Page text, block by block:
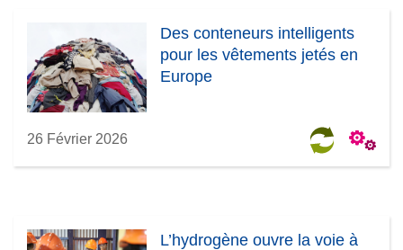
Des conteneurs intelligents
pour les vêtements jetés en
Europe
26 Février 2026
L’hydrogène ouvre la voie à